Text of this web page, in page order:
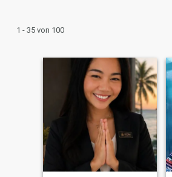
1 - 35 von 100